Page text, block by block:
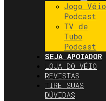
Jogo Véio
Podcast
TV de
Tubo
Podcast
SEJA APOIADOR
LOJA DO VÉIO
REVISTAS
TIRE SUAS
DÚVIDAS